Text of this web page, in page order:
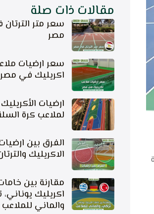
مقالات ذات صلة
سعر متر
مصر
سعر ارضيات
اكريليك في مصر
ارضيات الأكريليك
لملاعب كرة
الفرق بين
الاكريليك
مقارنة بين
اكريليك يوناني،
والماني للملاعب